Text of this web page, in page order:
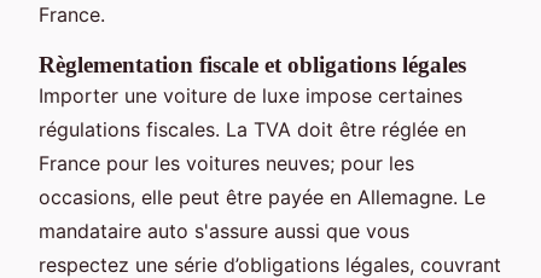
France.
Règlementation fiscale et obligations légales
Importer une voiture de luxe impose certaines
régulations fiscales. La TVA doit être réglée en
France pour les voitures neuves; pour les
occasions, elle peut être payée en Allemagne. Le
mandataire auto s'assure aussi que vous
respectez une série d’obligations légales, couvrant